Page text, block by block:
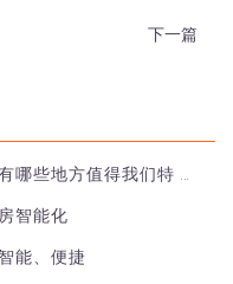
下一篇
哪些地方值得我们特 …
智能化
能、便捷